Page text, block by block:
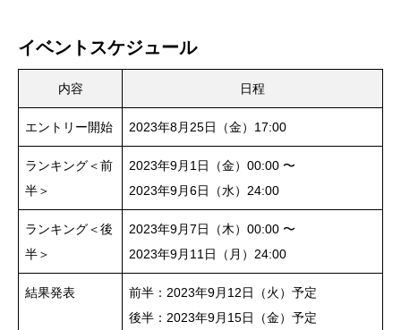
イベントスケジュール
内容 日程
エントリー開始 2023年8月25日（金）17:00
ランキング＜前
半＞
2023年9月1日（金）00:00 〜
2023年9月6日（水）24:00
ランキング＜後
半＞
2023年9月7日（木）00:00 〜
2023年9月11日（月）24:00
結果発表
前半：2023年9月12日（火）予定
後半：2023年9月15日（金）予定